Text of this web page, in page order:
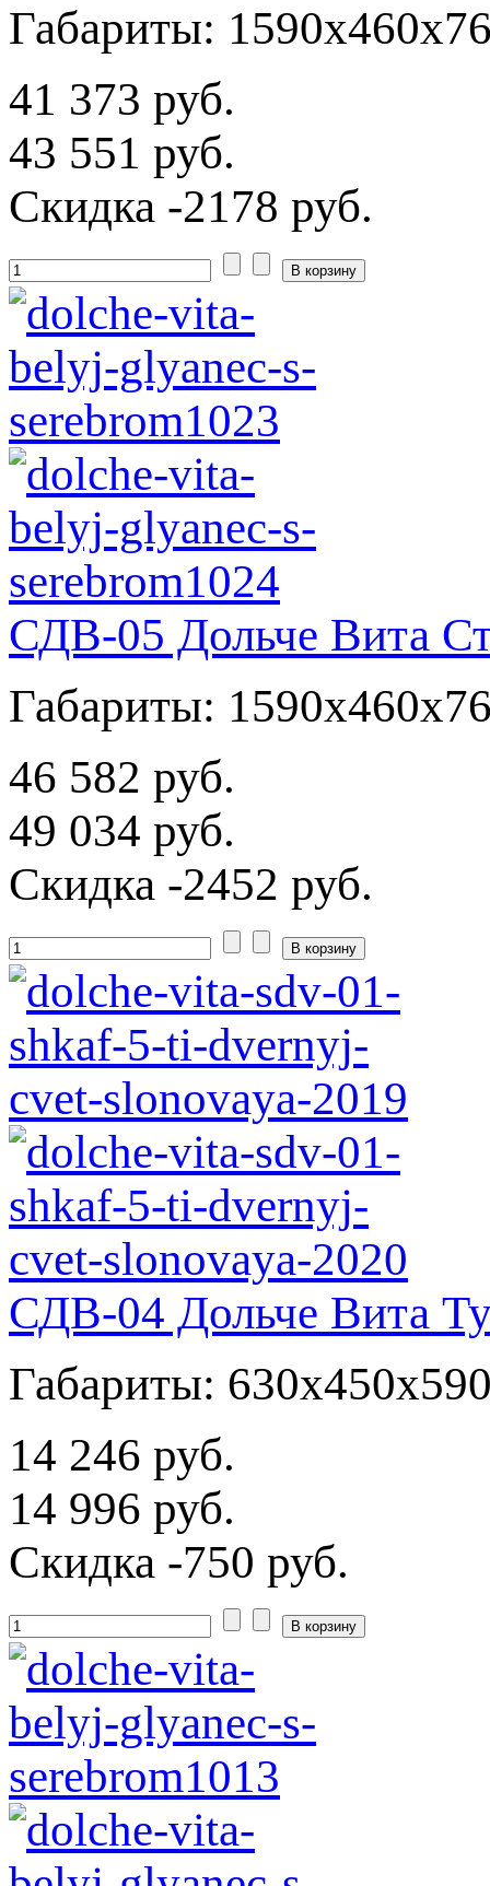
Габариты:
41 373 руб.
43 551 руб.
Скидка -2178 руб.
СДВ-05 Дольче Вита
Габариты:
46 582 руб.
49 034 руб.
Скидка -2452 руб.
СДВ-04 Дольче Вита
Габариты:
14 246 руб.
14 996 руб.
Скидка -750 руб.